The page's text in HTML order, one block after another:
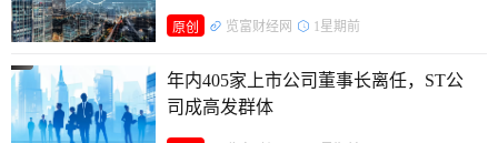
成交金额方面，本周沪深两市日均成交额达到35218亿
元，相比上周实现放量增长，市场整体交投情绪较为活跃。
原创 览富财经网 1星期前
年内405家上市公司董事长离任，ST公
司成高发群体